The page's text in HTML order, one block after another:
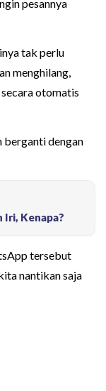
pesannya
tak perlu
menghilang,
otomatis
berganti dengan
Kenapa?
tersebut
nantikan saja